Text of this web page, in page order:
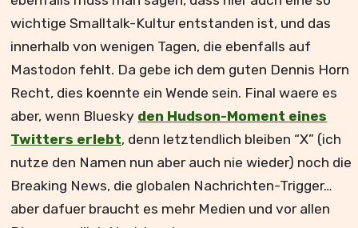
wichtige Smalltalk-Kultur entstanden ist, und das
innerhalb von wenigen Tagen, die ebenfalls auf
Mastodon fehlt. Da gebe ich dem guten Dennis Horn
Recht, dies koennte ein Wende sein. Final waere es
aber, wenn Bluesky den Hudson-Moment eines
Twitters erlebt, denn letztendlich bleiben “X” (ich
nutze den Namen nun aber auch nie wieder) noch die
Breaking News, die globalen Nachrichten-Trigger…
aber dafuer braucht es mehr Medien und vor allen